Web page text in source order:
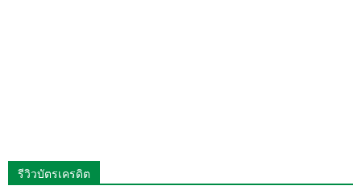
รีวิวบัตรเครดิต